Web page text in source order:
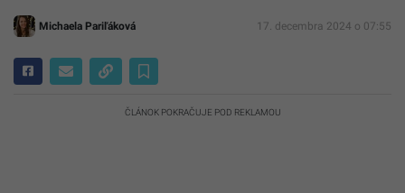
Michaela Pariľáková 17. decembra 2024 o 07:55
ČLÁNOK POKRAČUJE POD REKLAMOU